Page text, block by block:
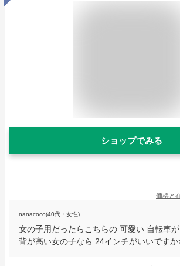
ショップでみる
価格と
nanacoco(40代・女性)
女の子用だったらこちらの 可愛い 自転車
背が高い女の子なら 24インチがいいですか